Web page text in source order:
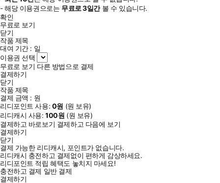
- 해당 이용권으로는 무료로3일간볼 수 있습니다.
확인
무료로 보기
닫기
작품 제목
대여 기간 : 일
이용권 선택
무료로 보기 다른 방법으로 결제
결제하기
닫기
작품 제목
결제 금액 : 원
리디포인트 사용: 0원 (원 보유)
리디캐시 사용:100원 (원 보유)
결제하고 바로보기 결제하고 다음에 보기
결제하기
닫기
결제 가능한 리디캐시, 포인트가 없습니다.
리디캐시 충전하고 결제없이 편하게 감상하세요.
리디포인트 적립 혜택도 놓치지 마세요!
충전하고 결제 일반 결제
결제하기